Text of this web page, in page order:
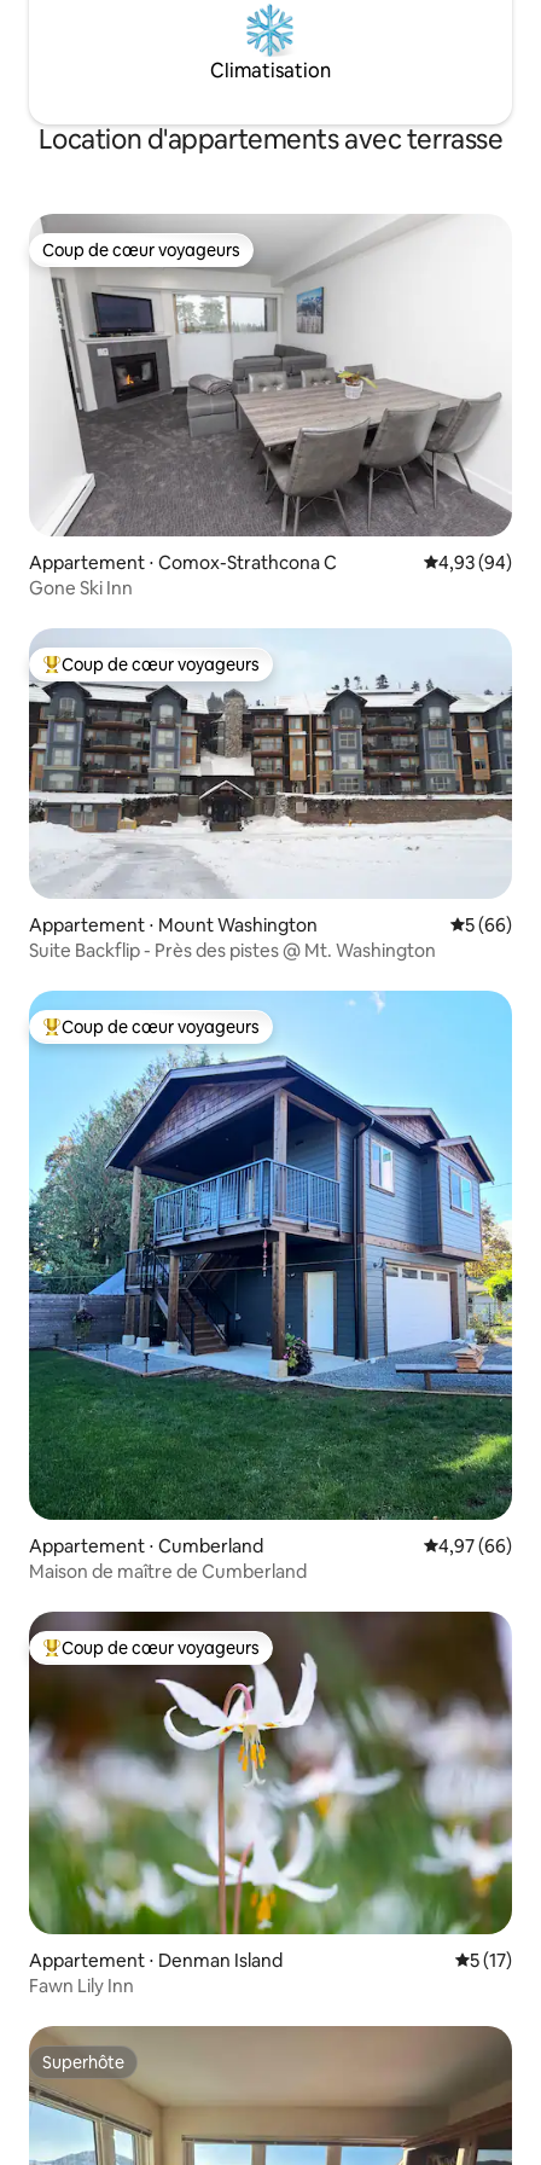
Climatisation
Location d'appartements avec terrasse
Coup de cœur voyageurs
Coup de cœur voyageurs
Appartement ⋅ Comox-Strathcona C Évaluation
4,93 (94)
Gone Ski Inn
Coups de cœur voyageurs les plus appréciés
Coup de cœur voyageurs
Appartement ⋅ Mount Washington
5 (66)
Suite Backflip - Près des pistes @ Mt. Washington
Coups de cœur voyageurs les plus appréciés
Coup de cœur voyageurs
Appartement ⋅ Cumberland Évaluation
4,97 (66)
Maison de maître de Cumberland
Coups de cœur voyageurs les plus appréciés
Coup de cœur voyageurs
Appartement ⋅ Denman Island
5 (17)
Fawn Lily Inn
Superhôte
Superhôte